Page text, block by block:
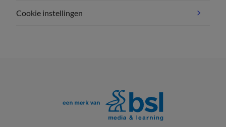
Cookie instellingen